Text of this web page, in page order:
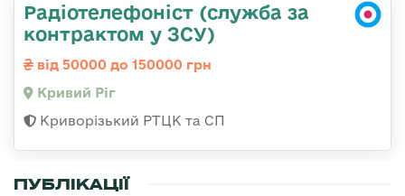
Радіотелефоніст (служба за
контрактом у ЗСУ)
від 50000 до 150000 грн
Кривий Ріг
Криворізький РТЦК та СП
ПУБЛІКАЦІЇ